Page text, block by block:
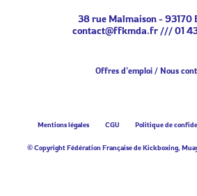
38 rue Malmaison - 93170
contact@ffkmda.fr///01
Offres d’emploi Nous
Mentions légales CGU Politique de
© Copyright Fédération Française de Kickboxing,